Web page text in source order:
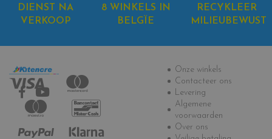
DIENST NA
VERKOOP
8 WINKELS IN
BELGÏE
RECYKLEER
MILIEUBEWUST
Informatie
Onze winkels
Contacteer ons
Levering
Algemene
voorwaarden
Over ons